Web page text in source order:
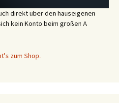
direkt über den hauseigenen
kein Konto beim großen A
zum Shop.